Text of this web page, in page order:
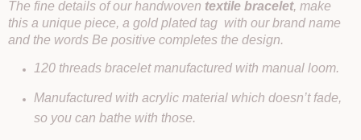
The fine details of our handwoven textile bracelet, make
this a unique piece, a gold plated tag with our brand name
and the words Be positive completes the design.
120 threads bracelet manufactured with manual loom.
Manufactured with acrylic material which doesn’t fade,
so you can bathe with those.